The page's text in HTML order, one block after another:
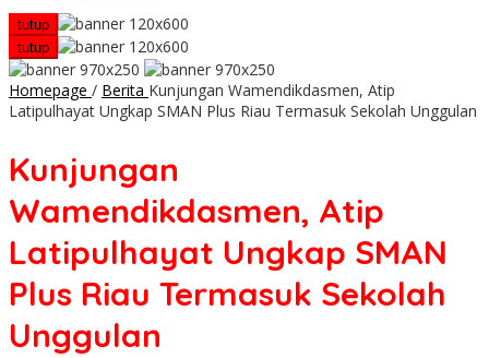
tutup
tutup
Homepage / Berita Kunjungan Wamendikdasmen, Atip
Latipulhayat Ungkap SMAN Plus Riau Termasuk Sekolah Unggulan
Kunjungan
Wamendikdasmen, Atip
Latipulhayat Ungkap SMAN
Plus Riau Termasuk Sekolah
Unggulan